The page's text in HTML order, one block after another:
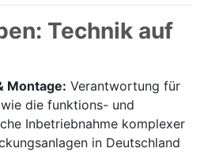
Technik auf
Montage: Verantwortung für
die funktions- und
Inbetriebnahme komplexer
in Deutschland